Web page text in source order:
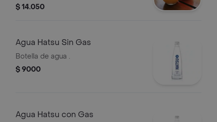
limón y fresas.
$ 14.050
Agua Hatsu Sin Gas
Botella de agua .
$ 9000
Agua Hatsu con Gas